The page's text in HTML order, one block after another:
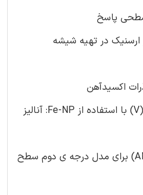
سطحی پاسخ
3-2-جذب سطحی آرسنیک (V) با استفاده از Fe-NP: آنالیز
3-3-آنالیز واریانس (ANOVA) برای مدل درجه ی دوم سطح